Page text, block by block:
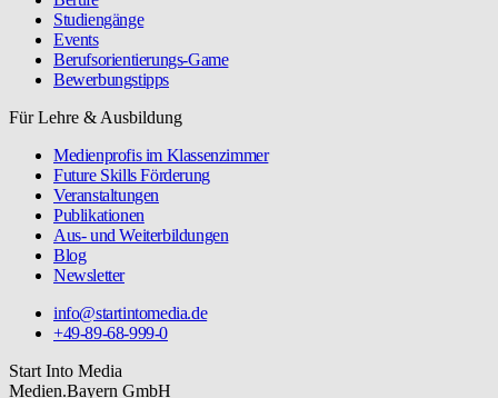
Studiengänge
Events
Berufsorientierungs-Game
Bewerbungstipps
Für Lehre & Ausbildung
Medienprofis im Klassenzimmer
Future Skills Förderung
Veranstaltungen
Publikationen
Aus- und Weiterbildungen
Blog
Newsletter
info@startintomedia.de
+49-89-68-999-0
Start Into Media
Medien.Bayern GmbH